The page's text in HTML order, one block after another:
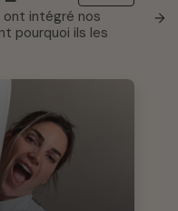
→
ont intégré nos
pourquoi ils les